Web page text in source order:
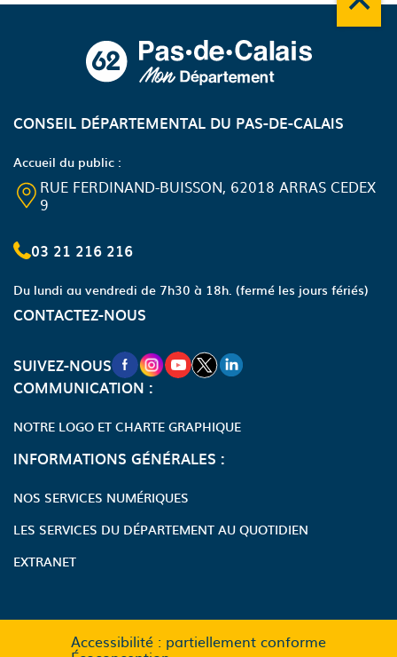
CONSEIL DÉPARTEMENTAL DU PAS-DE-CALAIS
Accueil du public :
RUE FERDINAND-BUISSON, 62018 ARRAS CEDEX
9
03 21 216 216
Du lundi au vendredi de 7h30 à 18h. (fermé les jours fériés)
CONTACTEZ-NOUS
SUIVEZ-NOUSNOUVELLE FENÊTRE VERS LA PAGE
NOUVELLE FENÊTRE VERS LA
NOUVELLE FENÊTRE VERS LA
NOUVELLE FENÊTRE VERS
NOUVELLE FENÊTRE
COMMUNICATION :
NOTRE LOGO ET CHARTE GRAPHIQUE
INFORMATIONS GÉNÉRALES :
NOS SERVICES NUMÉRIQUES
LES SERVICES DU DÉPARTEMENT AU QUOTIDIEN
EXTRANET
Accessibilité : partiellement conforme